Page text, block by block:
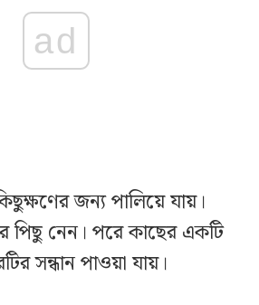
ad
জন্য পালিয়ে যায়।
পিছু নেন। পরে কাছের একটি
সন্ধান পাওয়া যায়।